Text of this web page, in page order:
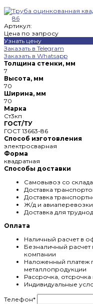
Артикул:
Цена по запросу
Узнать цену
Заказать в Telegram
Заказать в Whatsapp
Толщина стенки, мм
7
Высота, мм
70
Ширина, мм
70
Марка
Ст3кп
ГОСТ/ТУ
ГОСТ 13663-86
Способ изготовления
электросварная
Форма
квадратная
Способы доставки
Самовывоз со
Доставка
Доставка
Ж/д и авиаперевозки
Доставка для
Оплата
Наличный расчет в
Безналичный расчет
компании
Наложенный платеж
металлопродукции
Рассрочка, отсрочка
Индивидуальные
Телефон*